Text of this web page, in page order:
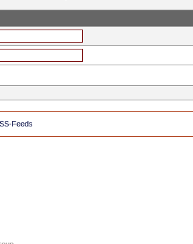
Feeds